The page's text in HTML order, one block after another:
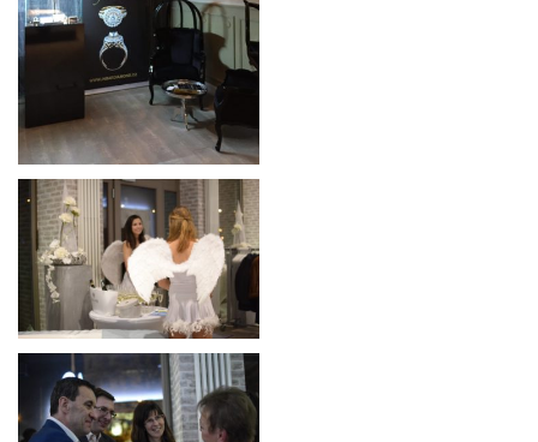
O NÁS
MATERIÁLY
TVORBA
KOLEKCE
PRESS
KONTAKT